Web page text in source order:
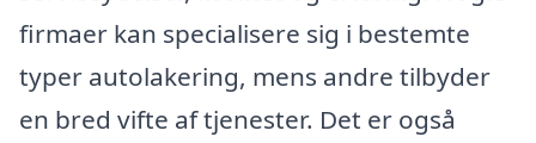
firmaer kan specialisere sig i bestemte
typer autolakering, mens andre tilbyder
en bred vifte af tjenester. Det er også